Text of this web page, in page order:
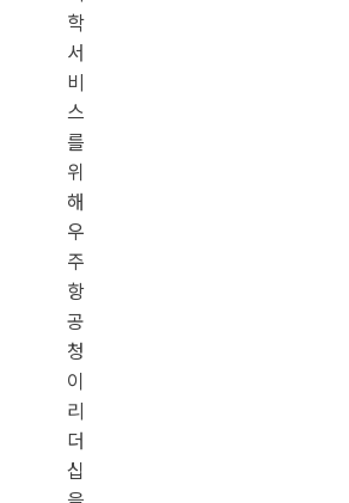
학
서
비
스
를
위
해
우
주
항
공
청
이
리
더
십